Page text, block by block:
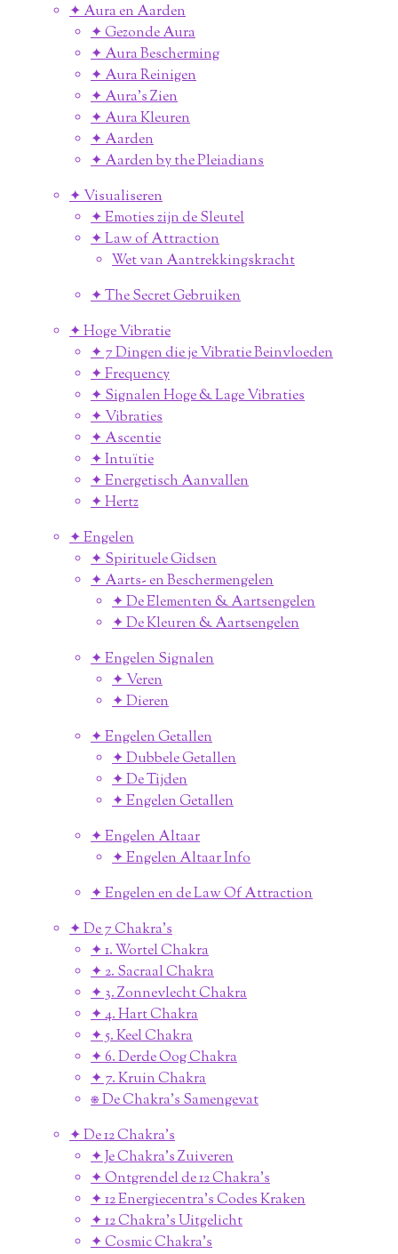
✦ Aura en Aarden
✦ Gezonde Aura
✦ Aura Bescherming
✦ Aura Reinigen
✦ Aura's Zien
✦ Aura Kleuren
✦ Aarden
✦ Aarden by the Pleiadians
✦ Visualiseren
✦ Emoties zijn de Sleutel
✦ Law of Attraction
Wet van Aantrekkingskracht
✦ The Secret Gebruiken
✦ Hoge Vibratie
✦ 7 Dingen die je Vibratie Beinvloeden
✦ Frequency
✦ Signalen Hoge & Lage Vibraties
✦ Vibraties
✦ Ascentie
✦ Intuïtie
✦ Energetisch Aanvallen
✦ Hertz
✦ Engelen
✦ Spirituele Gidsen
✦ Aarts- en Beschermengelen
✦ De Elementen & Aartsengelen
✦ De Kleuren & Aartsengelen
✦ Engelen Signalen
✦ Veren
✦ Dieren
✦ Engelen Getallen
✦ Dubbele Getallen
✦ De Tijden
✦ Engelen Getallen
✦ Engelen Altaar
✦ Engelen Altaar Info
✦ Engelen en de Law Of Attraction
✦ De 7 Chakra's
✦ 1. Wortel Chakra
✦ 2. Sacraal Chakra
✦ 3. Zonnevlecht Chakra
✦ 4. Hart Chakra
✦ 5. Keel Chakra
✦ 6. Derde Oog Chakra
✦ 7. Kruin Chakra
⎈ De Chakra's Samengevat
✦ De 12 Chakra's
✦ Je Chakra's Zuiveren
✦ Ontgrendel de 12 Chakra's
✦ 12 Energiecentra's Codes Kraken
✦ 12 Chakra's Uitgelicht
✦ Cosmic Chakra's